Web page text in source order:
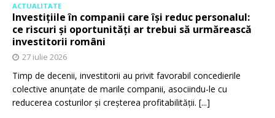
ACTUALITATE
Investițiile în companii care își reduc personalul:
ce riscuri și oportunități ar trebui să urmărească
investitorii români
27 iulie 2026
Timp de decenii, investitorii au privit favorabil concedierile
colective anunțate de marile companii, asociindu-le cu
reducerea costurilor și creșterea profitabilității. [...]